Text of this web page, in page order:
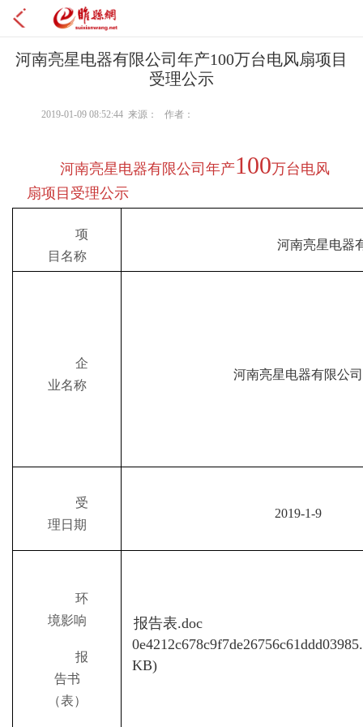
河南亮星电器有限公司年产100万台电风扇项目
受理公示
2019-01-09 08:52:44 来源： 作者：
河南亮星电器有限公司年产100万台电风
扇项目 受理公示
项
目名称
河南亮星电器
企
业名称
河南亮星电器有限公司
受
理日期
2019-1-9
环
境影响
报
告书
（表）
报告表.doc
KB)